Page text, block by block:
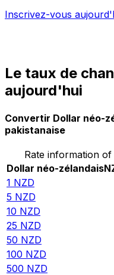
Inscrivez-vous
Le taux de
aujourd'hui
Convertir Dollar néo-
pakistanaise
Rate information
Dollar néo-zélandais
1 NZD
5 NZD
10 NZD
25 NZD
50 NZD
100 NZD
500 NZD